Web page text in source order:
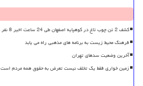
کشف 2 تن چوب تاغ در کوهپایه اصفهان طی 24 ساعت اخیر 8 نفر دستگیر شدند
فرهنگ محیط زیست به برنامه های مذهبی راه می یابد
آخرین وضعیت سدهای تهران
زمین خواری فقط یک تخلف نیست تعرض به حقوق همه مردم است